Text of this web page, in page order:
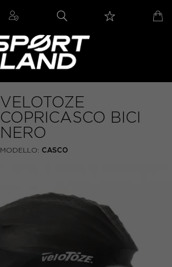
VELOTOZE
COPRICASCO BICI
NERO
MODELLO: CASCO